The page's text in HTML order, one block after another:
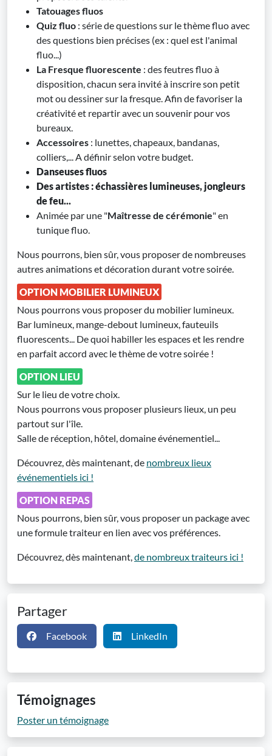
Tatouages fluos
Quiz fluo : série de questions sur le thème fluo avec
des questions bien précises (ex : quel est l'animal
fluo...)
La Fresque fluorescente : des feutres fluo à
disposition, chacun sera invité à inscrire son petit
mot ou dessiner sur la fresque. Afin de favoriser la
créativité et repartir avec un souvenir pour vos
bureaux.
Accessoires : lunettes, chapeaux, bandanas,
colliers,... A définir selon votre budget.
Danseuses fluos
Des artistes : échassières lumineuses, jongleurs
de feu...
Animée par une "Maîtresse de cérémonie" en
tunique fluo.
Nous pourrons, bien sûr, vous proposer de nombreuses
autres animations et décoration durant votre soirée.
OPTION MOBILIER LUMINEUX
Nous pourrons vous proposer du mobilier lumineux.
Bar lumineux, mange-debout lumineux, fauteuils
fluorescents... De quoi habiller les espaces et les rendre
en parfait accord avec le thème de votre soirée !
OPTION LIEU
Sur le lieu de votre choix.
Nous pourrons vous proposer plusieurs lieux, un peu
partout sur l'île.
Salle de réception, hôtel, domaine événementiel...
Découvrez, dès maintenant, de nombreux lieux
événementiels ici !
OPTION REPAS
Nous pourrons, bien sûr, vous proposer un package avec
une formule traiteur en lien avec vos préférences.
Découvrez, dès maintenant,de nombreux traiteurs ici !
Partager
Facebook LinkedIn
Témoignages
Poster un témoignage